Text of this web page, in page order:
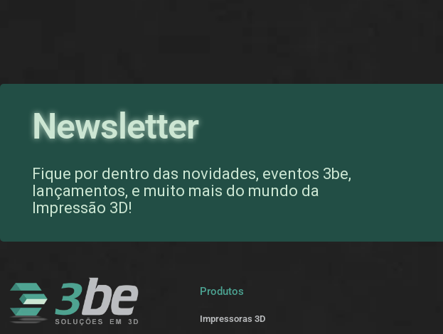
Newsletter
Fique por dentro das novidades, eventos 3be,
lançamentos, e muito mais do mundo da
Impressão 3D!
Produtos
Impressoras 3D